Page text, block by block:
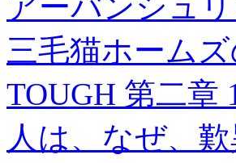
三毛猫ホーム
TOUGH 第二章
人は、なぜ、